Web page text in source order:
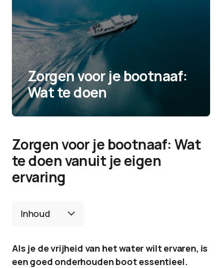
Zorgen voor je bootnaaf:
Wat te doen
Zorgen voor je bootnaaf: Wat
te doen vanuit je eigen
ervaring
Inhoud
Als je de vrijheid van het water wilt ervaren, is
een goed onderhouden boot essentieel.